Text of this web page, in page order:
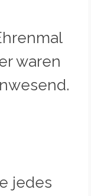
waren
jedes